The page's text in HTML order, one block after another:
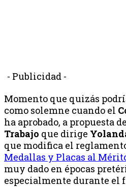
- Publicidad -
Momento que quizás
como solemne cuando el
ha aprobado, a propuesta
Trabajo que dirige
que modifica el
Medallas y Placas al
muy dado en épocas
especialmente durante el